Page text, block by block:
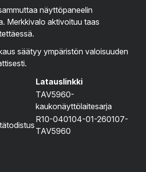
näyttöpaneelin
Merkkivalo aktivoituu taas
säätyy ympäristön valoisuuden
Latauslinkki
TAV5960-
kaukonäyttölaitesarja
R10-040104-01-260107-
TAV5960